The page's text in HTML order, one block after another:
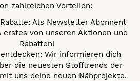
zahlreichen Vorteilen:
Als Newsletter Abonnent
erstes von unseren Aktionen und
Rabatten!
Wir informieren dich
die neuesten Stofftrends der
uns deine neuen Nähprojekte.